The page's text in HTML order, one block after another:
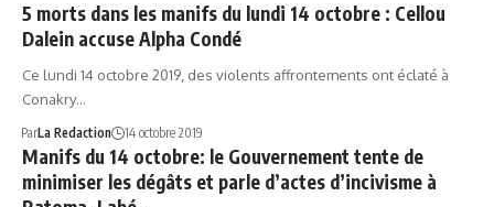
5 morts dans les manifs du lundi 14 octobre : Cellou
Dalein accuse Alpha Condé
Ce lundi 14 octobre 2019, des violents affrontements ont éclaté à
Conakry…
ParLa Redaction 14 octobre 2019
Manifs du 14 octobre: le Gouvernement tente de
minimiser les dégâts et parle d’actes d’incivisme à